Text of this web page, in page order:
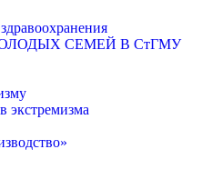
СЕМЕЙ В СтГМУ
экстремизма